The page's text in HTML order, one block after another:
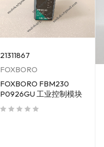
21311867
FOXBORO
FOXBORO FBM230
P0926GU 工业控制模块